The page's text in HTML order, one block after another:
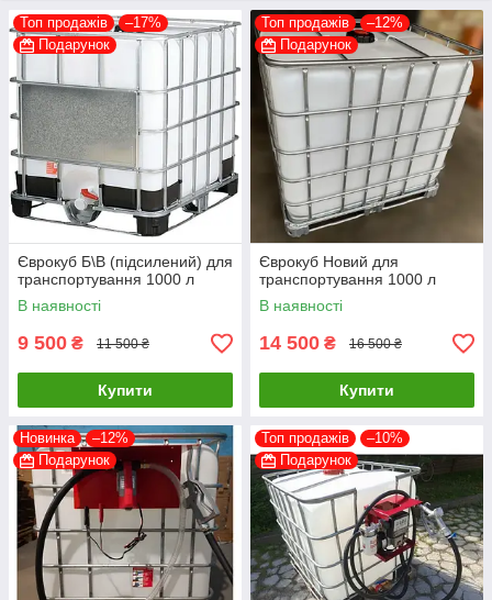
Топ продажів
–17%
Подарунок
Єврокуб Б\В (підсилений) для
транспортування 1000 л
В наявності
9 500 ₴ 11 500 ₴
Купити
Топ продажів
–12%
Подарунок
Єврокуб Новий для
транспортування 1000 л
В наявності
14 500 ₴ 16 500 ₴
Купити
Новинка
–12%
Подарунок
Топ продажів
–10%
Подарунок